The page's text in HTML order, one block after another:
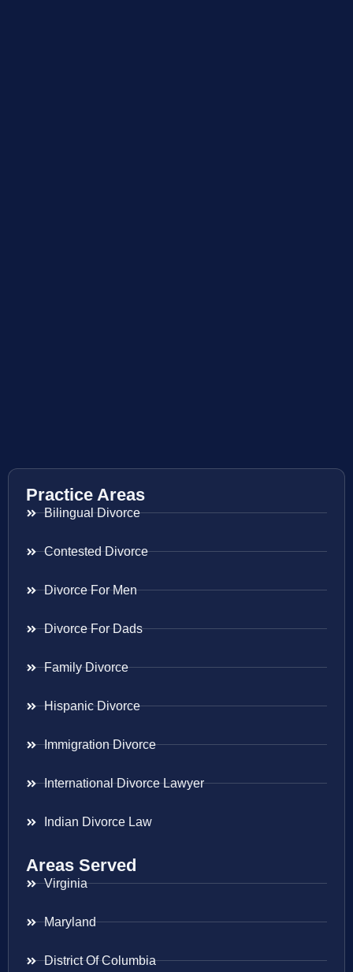
Practice Areas
Bilingual Divorce
Contested Divorce
Divorce For Men
Divorce For Dads
Family Divorce
Hispanic Divorce
Immigration Divorce
International Divorce Lawyer
Indian Divorce Law
Areas Served
Virginia
Maryland
District Of Columbia